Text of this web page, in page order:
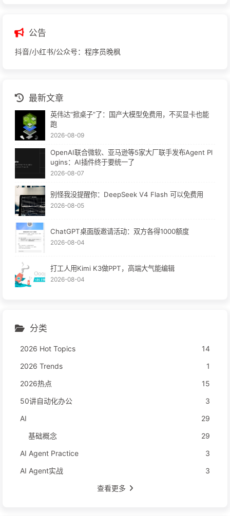
公告
抖音/小红书/公众号：程序员晚枫
最新文章
英伟达“掀桌子”了：国产大模型免费用，不买显卡也能
跑
2026-08-09
OpenAI联合微软、亚马逊等5家大厂联手发布Agent Pl
ugins：AI插件终于要统一了
2026-08-07
别怪我没提醒你：DeepSeek V4 Flash 可以免费用
2026-08-05
ChatGPT桌面版邀请活动：双方各得1000额度
2026-08-04
打工人用Kimi K3做PPT，高端大气能编辑
2026-08-04
分类
2026 Hot Topics
14
2026 Trends
1
2026热点
15
50讲自动化办公
3
AI
29
基础概念
29
AI Agent Practice
3
AI Agent实战
3
查看更多